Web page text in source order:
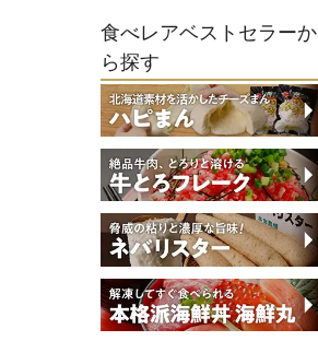
食べレアベストセラーか
ら探す